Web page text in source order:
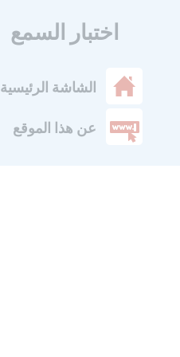
اختبار السمع
الشاشة الرئيسية
عن هذا الموقع